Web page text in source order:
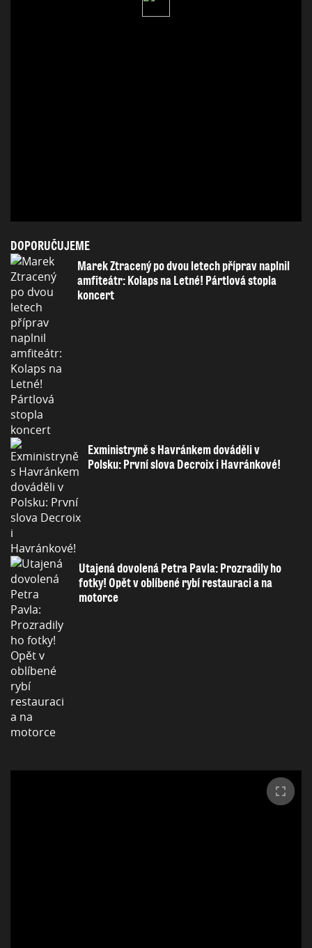
DOPORUČUJEME
Marek Ztracený po dvou letech příprav naplnil
amfiteátr: Kolaps na Letné! Pártlová stopla
koncert
Exministryně s Havránkem dováděli v
Polsku: První slova Decroix i Havránkové!
Utajená dovolená Petra Pavla: Prozradily ho
fotky! Opět v oblíbené rybí restauraci a na
motorce